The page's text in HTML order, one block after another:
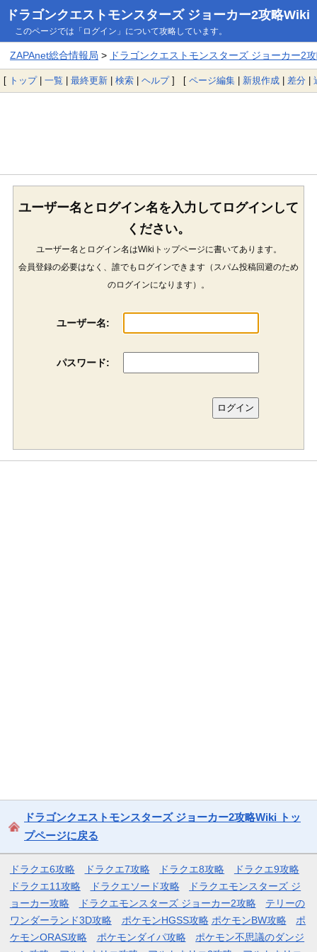
ドラゴンクエストモンスターズ ジョーカー2攻略Wiki
このページでは「ログイン」について攻略しています。
ZAPAnet総合情報局 > ドラゴンクエストモンスターズ ジョーカー2
[ トップ| 一覧 | 最終更新 | 検索 | ヘルプ] [ ページ編集 | 新規作成 | 差分 |
ユーザー名とログイン名を入力してログインして
ください。
ユーザー名とログイン名はWikiトップページに書いてあります。
会員登録の必要はなく、誰でもログインできます（スパム投稿回避のため
のログインになります）。
ユーザー名:
パスワード:
ドラゴンクエストモンスターズ ジョーカー2攻略Wiki トッ
プページに戻る
ドラクエ6攻略 ドラクエ7攻略 ドラクエ8攻略
ドラクエ9攻略
ドラクエ11攻略
ドラクエソード攻略
ドラクエモンスターズ ジ
ョーカー攻略
ドラクエモンスターズ ジョーカー2攻略
テリーの
ワンダーランド3D攻略
ポケモンHGSS攻略 ポケモンBW攻略
ポ
ケモンORAS攻略
ポケモンダイパ攻略
ポケモン不思議のダンジ